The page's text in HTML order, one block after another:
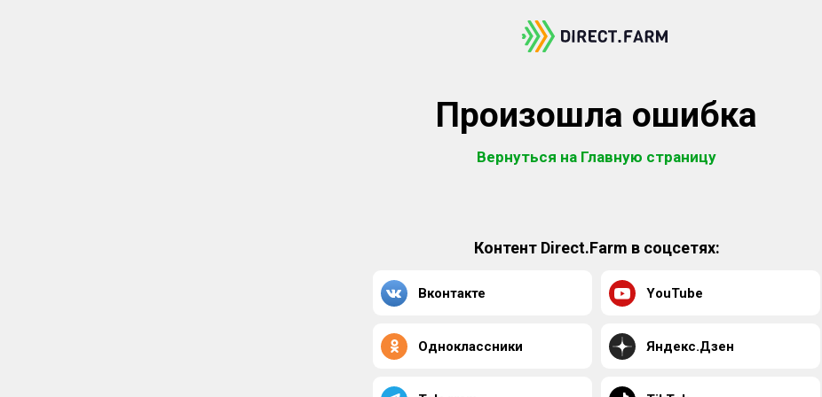
Произошла ошибка
Вернуться на Главную страницу
Контент Direct.Farm в соцсетях:
Вконтакте YouTube
Одноклассники Яндекс.Дзен